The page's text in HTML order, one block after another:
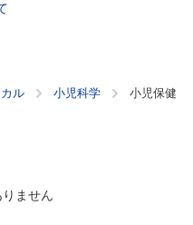
ル 小児科学 小児保健
ません